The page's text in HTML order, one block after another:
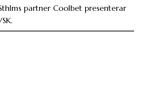
partner Coolbet presenterar